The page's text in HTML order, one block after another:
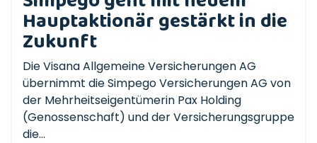
Hauptaktionär gestärkt in die
Zukunft
Die Visana Allgemeine Versicherungen AG
übernimmt die Simpego Versicherungen AG von
der Mehrheitseigentümerin Pax Holding
(Genossenschaft) und der Versicherungsgruppe
die...